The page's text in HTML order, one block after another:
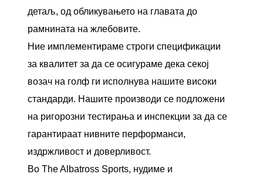
детаљ, од обликувањето на главата до
рамнината на жлебовите.
Ние имплементираме строги спецификации
за квалитет за да се осигураме дека секој
возач на голф ги исполнува нашите високи
стандарди. Нашите производи се подложени
на ригорозни тестирања и инспекции за да се
гарантираат нивните перформанси,
издржливост и доверливост.
Во The Albatross Sports, нудиме и